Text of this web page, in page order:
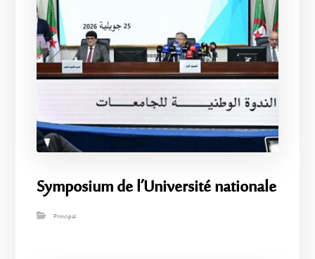
Symposium de l’Université nationale
Principal